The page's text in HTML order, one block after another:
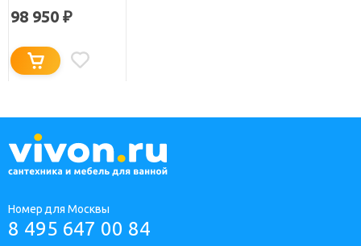
98 950 ₽
Номер для Москвы
8 495 647 00 84